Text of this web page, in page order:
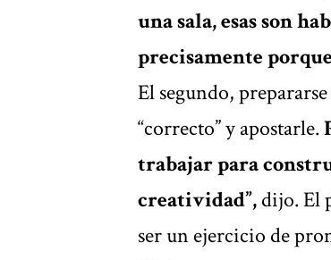
una sala, esas son
precisamente
El segundo,
“correcto” y apostarle.
trabajar para
creatividad”,dijo. El
ser un ejercicio de